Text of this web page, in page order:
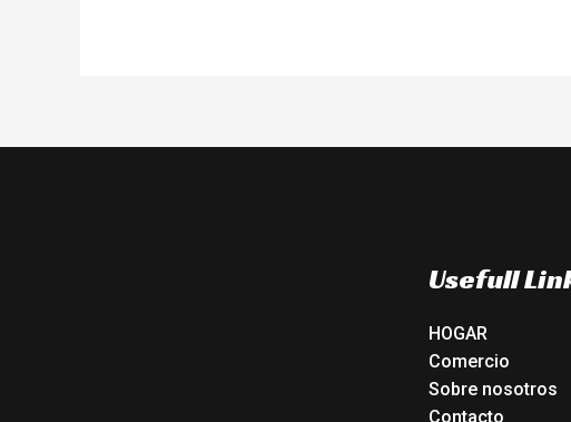
Usefull
HOGAR
Comercio
Sobre nosotros
Contacto